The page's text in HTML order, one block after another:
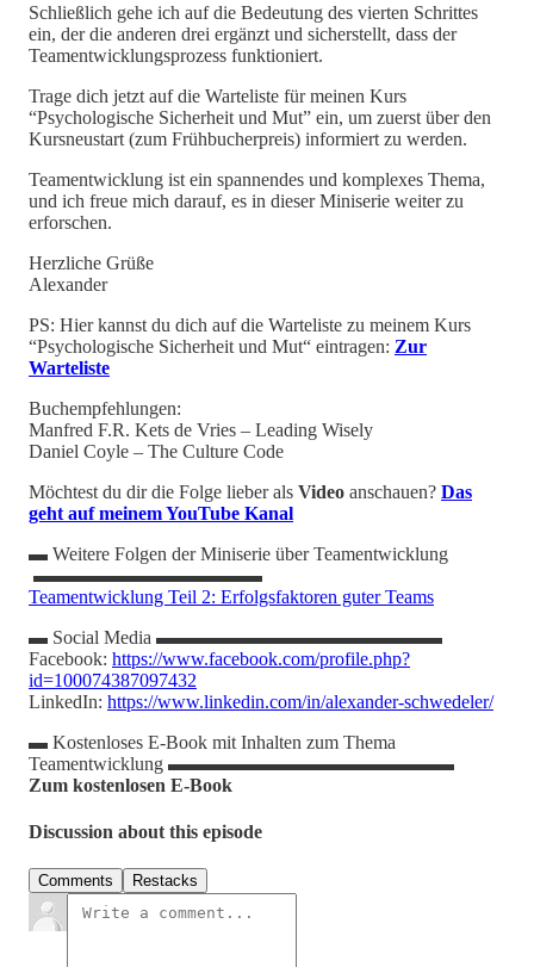
Schließlich gehe ich auf die Bedeutung des vierten Schrittes
ein, der die anderen drei ergänzt und sicherstellt, dass der
Teamentwicklungsprozess funktioniert.
Trage dich jetzt auf die Warteliste für meinen Kurs
“Psychologische Sicherheit und Mut” ein, um zuerst über den
Kursneustart (zum Frühbucherpreis) informiert zu werden.
Teamentwicklung ist ein spannendes und komplexes Thema,
und ich freue mich darauf, es in dieser Miniserie weiter zu
erforschen.
Herzliche Grüße
Alexander
PS: Hier kannst du dich auf die Warteliste zu meinem Kurs
“Psychologische Sicherheit und Mut“ eintragen: Zur
Warteliste
Buchempfehlungen:
Manfred F.R. Kets de Vries – Leading Wisely
Daniel Coyle – The Culture Code
Möchtest du dir die Folge lieber als Video anschauen? Das
geht auf meinem YouTube Kanal
▬ Weitere Folgen der Miniserie über Teamentwicklung
▬▬▬▬▬▬▬▬▬▬▬▬
Teamentwicklung Teil 2: Erfolgsfaktoren guter Teams
▬ Social Media ▬▬▬▬▬▬▬▬▬▬▬▬▬▬▬
Facebook: https://www.facebook.com/profile.php?
id=100074387097432
LinkedIn: https://www.linkedin.com/in/alexander-schwedeler/
▬ Kostenloses E-Book mit Inhalten zum Thema
Teamentwicklung ▬▬▬▬▬▬▬▬▬▬▬▬▬▬▬
Zum kostenlosen E-Book
Discussion about this episode
Comments Restacks